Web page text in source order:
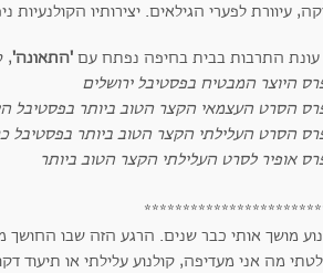
עיוורת לפערי הגילאים. יצירותיו
התרבות בבית בחיפה נפתח עם 'התאונה',
היוצר המבטיח בפסטיבל ירושלים
הסרט העצמאי הקצר הטוב ביותר בפסטיבל
הסרט העלילתי הקצר הטוב ביותר בפסטיבל
אופיר לסרט העלילתי הקצר הטוב ביותר
מושך אותי כבר שנים. הרגע הזה שבו החושך
מה אני מעדיפה, קולנוע עלילתי או תיעוד